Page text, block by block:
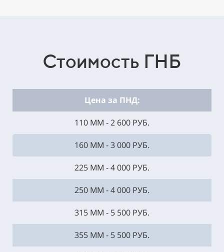
Стоимость ГНБ
Цена за ПНД:
110 ММ - 2 600 РУБ.
160 ММ - 3 000 РУБ.
225 ММ - 4 000 РУБ.
250 ММ - 4 000 РУБ.
315 ММ - 5 500 РУБ.
355 ММ - 5 500 РУБ.